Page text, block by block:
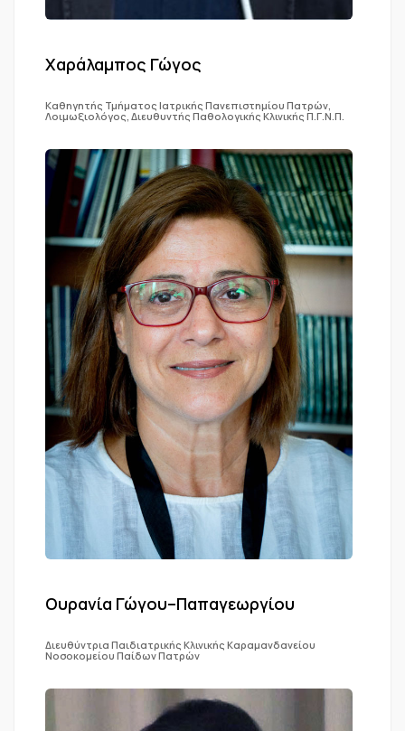
Χαράλαμπος Γώγος
Καθηγητής Τμήματος Ιατρικής Πανεπιστημίου Πατρών,
Λοιμωξιολόγος, Διευθυντής Παθολογικής Κλινικής Π.Γ.Ν.Π.
Ουρανία Γώγου–Παπαγεωργίου
Διευθύντρια Παιδιατρικής Κλινικής Καραμανδανείου
Νοσοκομείου Παίδων Πατρών